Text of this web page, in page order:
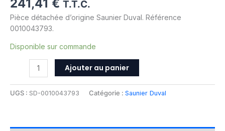
241,41 € T.T.C.
Pièce détachée d’origine Saunier Duval. Référence
0010043793.
Disponible sur commande
Ajouter au panier
UGS : SD-0010043793 Catégorie : Saunier Duval